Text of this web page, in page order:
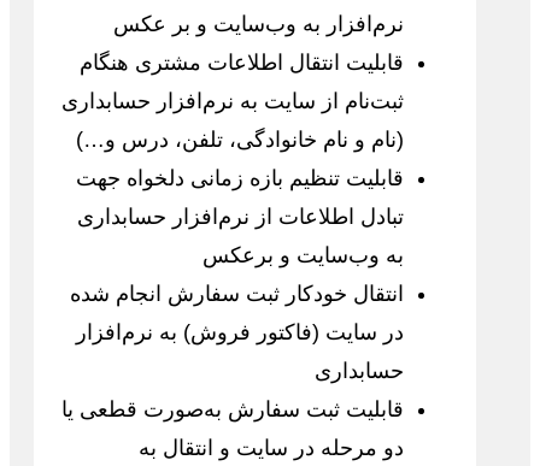
نرم‌افزار به وب‌سایت و بر عکس
قابلیت انتقال اطلاعات مشتری هنگام
ثبت‌نام از سایت به نرم‌افزار حسابداری
(نام و نام خانوادگی، تلفن، درس و…)
قابلیت تنظیم بازه زمانی دلخواه جهت
تبادل اطلاعات از نرم‌افزار حسابداری
به وب‌سایت و برعکس
انتقال خودکار ثبت سفارش انجام شده
در سایت (فاکتور فروش) به نرم‌افزار
حسابداری
قابلیت ثبت سفارش به‌صورت قطعی یا
دو مرحله در سایت و انتقال به